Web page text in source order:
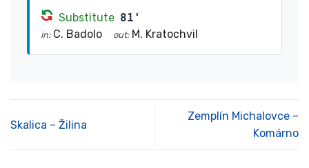
Substitute 81'
in: C. Badolo out: M. Kratochvil
Skalica – Žilina
Zemplín Michalovce –
Komárno